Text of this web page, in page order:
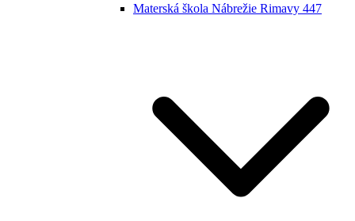
Materská škola Nábrežie Rimavy 447